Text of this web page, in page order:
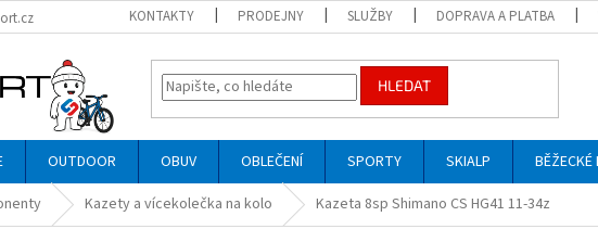
KONTAKTY PRODEJNY SLUŽBY DOPRAVA A PLATBA
HLEDAT
OUTDOOR OBUV OBLEČENÍ SPORTY SKIALP BĚŽECKÉ
Kazety a vícekolečka na kolo Kazeta 8sp Shimano CS HG41 11-34z